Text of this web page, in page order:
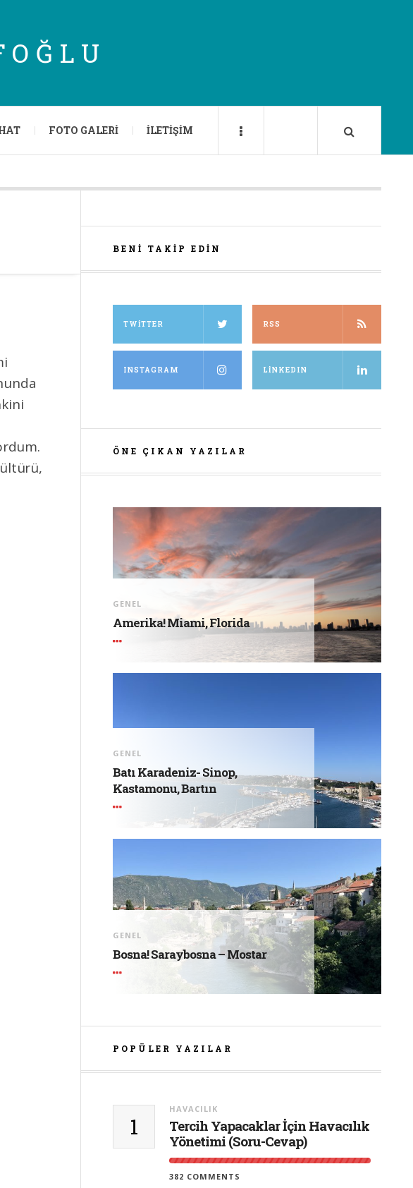
FOTO GALERI İLETIŞIM
BENI TAKIP EDIN
TWITTER RSS
INSTAGRAM LINKEDIN
ÖNE ÇIKAN YAZILAR
GENEL
Amerika! Miami, Florida
GENEL
Batı Karadeniz- Sinop,
Kastamonu, Bartın
GENEL
Bosna! Saraybosna – Mostar
POPÜLER YAZILAR
1
HAVACILIK
Tercih Yapacaklar İçin Havacılık
Yönetimi (Soru-Cevap)
382 COMMENTS